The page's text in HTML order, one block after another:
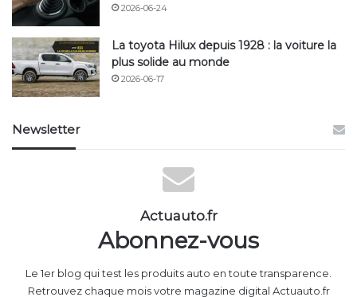
2026-06-24
La toyota Hilux depuis 1928 : la voiture la
plus solide au monde
2026-06-17
Newsletter
Actuauto.fr
Abonnez-vous
Le 1er blog qui test les produits auto en toute transparence.
Retrouvez chaque mois votre magazine digital Actuauto.fr